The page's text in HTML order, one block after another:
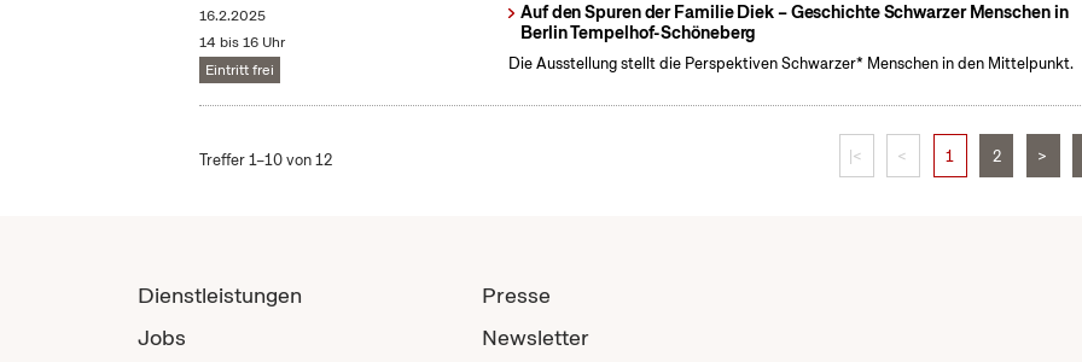
16.2.2025
14 bis 16 Uhr
Eintritt frei
Auf den Spuren der Familie Diek – Geschichte Schwarzer Menschen in
Berlin Tempelhof-Schöneberg
Die Ausstellung stellt die Perspektiven Schwarzer* Menschen in den Mittelpunkt.
Treffer 1–10 von 12 |< < 1 2 >
Dienstleistungen
Jobs
Presse
Newsletter